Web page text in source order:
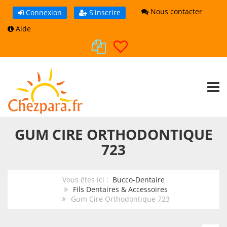
Connexion S'inscrire
Nous contacter
Aide
GUM CIRE ORTHODONTIQUE
723
Vous êtes ici : Bucco-Dentaire
Fils Dentaires & Accessoires
Gum Cire Orthodontique 723